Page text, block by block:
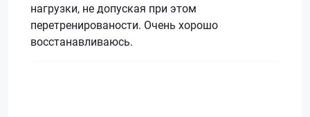
нагрузки, не допуская при этом
перетренированости. Очень хорошо
восстанавливаюсь.